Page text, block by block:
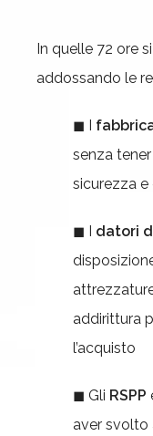
In quelle 72 ore
addossando le
◼ I fabbric
senza
sicurezza e
◼ I datori
addirittura
l’acquisto
◼ Gli RSPP
aver svolto